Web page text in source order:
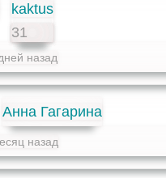
kaktus
31
назад
Анна Гагарина
назад